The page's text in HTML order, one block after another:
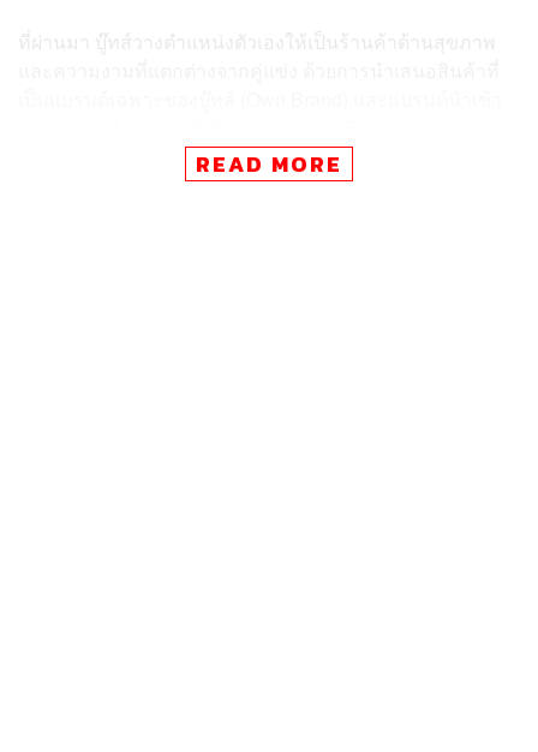
ที่ผ่านมา บู๊ทส์วางตำแหน่งตัวเองให้เป็นร้านค้าด้านสุขภาพ
ซึ่งช่วยสร้างความแตกต่างและให้มาร์จินที่ดีกว่าสินค้าทั่วไป
READ MORE